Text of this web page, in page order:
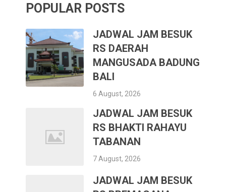
POPULAR POSTS
JADWAL JAM BESUK
RS DAERAH
MANGUSADA BADUNG
BALI
6 August, 2026
JADWAL JAM BESUK
RS BHAKTI RAHAYU
TABANAN
7 August, 2026
JADWAL JAM BESUK